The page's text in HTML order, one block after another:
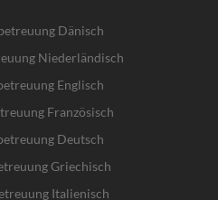
Dänisch
Niederländisch
Englisch
Französisch
Deutsch
Griechisch
Italienisch